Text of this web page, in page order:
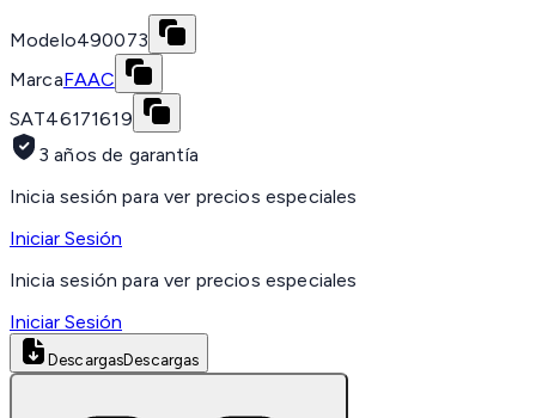
Modelo490073
MarcaFAAC
SAT46171619
3 años de garantía
Inicia sesión para ver precios especiales
Iniciar Sesión
Inicia sesión para ver precios especiales
Iniciar Sesión
DescargasDescargas